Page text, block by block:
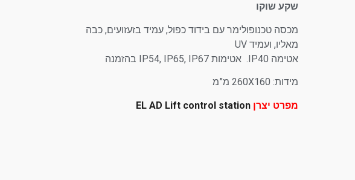
שקע שוקו
מכסה טכנופולימר עם בידוד כפול, עמיד בזעזועים, כבה
מאליו, ועמיד UV
אטימה IP40. אטימות IP54, IP65, IP67 בהזמנה
מידות: 260X160 מ”מ
מפרט יצרןEL AD Lift control station